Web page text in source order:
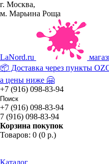
г. Москва,
м. Марьина Роща
LaNord.ru
📦 Доставка через пункты
а цены ниже 🤗
+7 (916) 098-83-94
+7 (916) 098-83-94
7 (916) 098-83-94
Корзина покупок
Товаров: 0 (0 р.)
Каталог